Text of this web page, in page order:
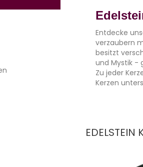
Entdecke
verzaubern
besitzt
und Mystik -
Zu jeder
Kerzen
EDELSTEIN